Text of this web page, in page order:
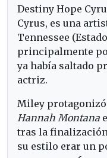
Destiny Hope
Cyrus, es una
Tennessee
principalmente
ya había saltado
actriz.
Miley
Hannah Montana
tras la
su estilo erar un